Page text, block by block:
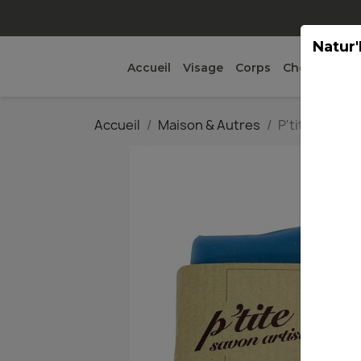
Accueil Visage Corps Cheveux
Accueil Maison & Autres P'tite Chipie